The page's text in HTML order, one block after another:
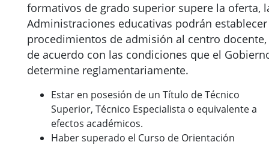
formativos de grado superior supere la oferta,
Administraciones educativas podrán establecer
procedimientos de admisión al centro docente,
de acuerdo con las condiciones que el
determine reglamentariamente.
Estar en posesión de un Título de Técnico
Superior, Técnico Especialista o equivalente a
efectos académicos.
Haber superado el Curso de Orientación